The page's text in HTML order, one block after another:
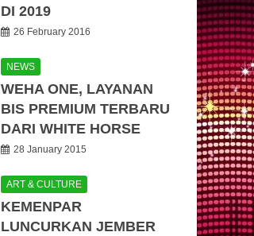
DI 2019
26 February 2016
NEWS
WEHA ONE, LAYANAN
BIS PREMIUM TERBARU
DARI WHITE HORSE
28 January 2015
ART & CULTURE
KEMENPAR
LUNCURKAN JEMBER